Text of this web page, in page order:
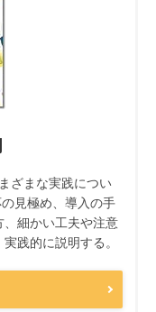
ざまな実践につい
見極め、導入の手
細かい工夫や注意
践的に説明する。